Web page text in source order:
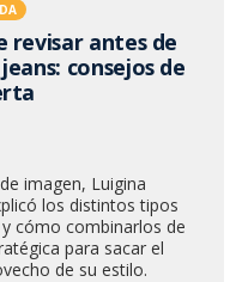
revisar antes de
consejos de
imagen, Luigina
los distintos tipos
cómo combinarlos de
para sacar el
de su estilo.